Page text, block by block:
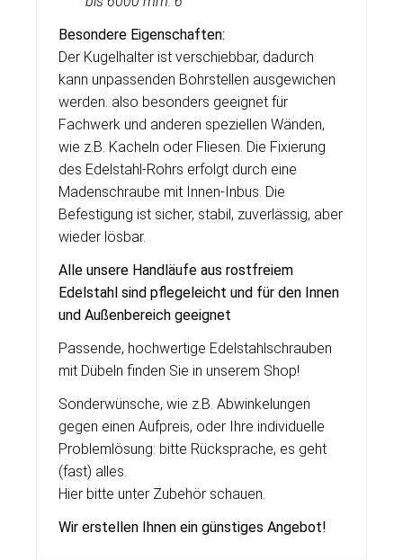
Besondere Eigenschaften:
Der Kugelhalter ist verschiebbar, dadurch
kann unpassenden Bohrstellen ausgewichen
werden. also besonders geeignet für
Fachwerk und anderen speziellen Wänden,
wie z.B. Kacheln oder Fliesen. Die Fixierung
des Edelstahl-Rohrs erfolgt durch eine
Madenschraube mit Innen-Inbus. Die
Befestigung ist sicher, stabil, zuverlässig, aber
wieder lösbar.
Alle unsere Handläufe aus rostfreiem
Edelstahl sind pflegeleicht und für den Innen
und Außenbereich geeignet
Passende, hochwertige Edelstahlschrauben
mit Dübeln finden Sie in unserem Shop!
Sonderwünsche, wie z.B. Abwinkelungen
gegen einen Aufpreis, oder Ihre individuelle
Problemlösung: bitte Rücksprache, es geht
(fast) alles.
Hier bitte unter Zubehör schauen.
Wir erstellen Ihnen ein günstiges Angebot!